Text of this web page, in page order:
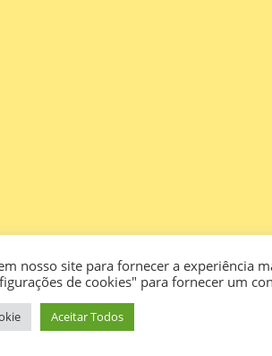
nosso site para fornecer a experiência
de cookies" para fornecer um
Aceitar Todos